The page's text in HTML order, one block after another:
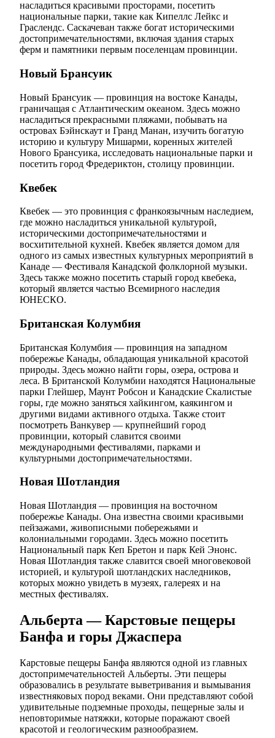
насладиться красивыми просторами, посетить
национальные парки, такие как Кипеллс Лейкс и
Граслендс. Саскачеван также богат историческими
достопримечательностями, включая здания старых
ферм и памятники первым поселенцам провинции.
Новый Брансуик
Новый Брансуик — провинция на востоке Канады,
граничащая с Атлантическим океаном. Здесь можно
насладиться прекрасными пляжами, побывать на
островах Бэйнскаут и Гранд Манан, изучить богатую
историю и культуру Мишарми, коренных жителей
Нового Брансуика, исследовать национальные парки и
посетить город Фредериктон, столицу провинции.
Квебек
Квебек — это провинция с франкоязычным наследием,
где можно насладиться уникальной культурой,
историческими достопримечательностями и
восхитительной кухней. Квебек является домом для
одного из самых известных культурных мероприятий в
Канаде — Фестиваля Канадской фолклорной музыки.
Здесь также можно посетить старый город квебека,
который является частью Всемирного наследия
ЮНЕСКО.
Британская Колумбия
Британская Колумбия — провинция на западном
побережье Канады, обладающая уникальной красотой
природы. Здесь можно найти горы, озера, острова и
леса. В Британской Колумбии находятся Национальные
парки Глейшер, Маунт Робсон и Канадские Скалистые
горы, где можно заняться хайкингом, каякингом и
другими видами активного отдыха. Также стоит
посмотреть Ванкувер — крупнейший город
провинции, который славится своими
международными фестивалями, парками и
культурными достопримечательностями.
Новая Шотландия
Новая Шотландия — провинция на восточном
побережье Канады. Она известна своими красивыми
пейзажами, живописными побережьями и
колониальными городами. Здесь можно посетить
Национальный парк Кеп Бретон и парк Кей Энонс.
Новая Шотландия также славится своей многовековой
историей, и культурой шотландских наследников,
которых можно увидеть в музеях, галереях и на
местных фестивалях.
Альберта — Карстовые пещеры
Банфа и горы Джаспера
Карстовые пещеры Банфа являются одной из главных
достопримечательностей Альберты. Эти пещеры
образовались в результате выветривания и вымывания
известняковых пород веками. Они представляют собой
удивительные подземные проходы, пещерные залы и
неповторимые натяжки, которые поражают своей
красотой и геологическим разнообразием.